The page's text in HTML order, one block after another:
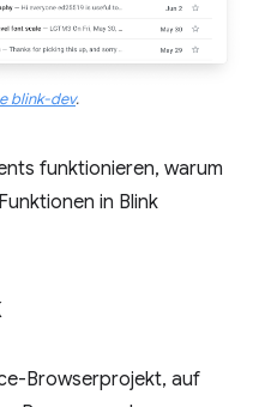
blink-dev.
funktionieren, warum
in Blink
Browserprojekt, auf